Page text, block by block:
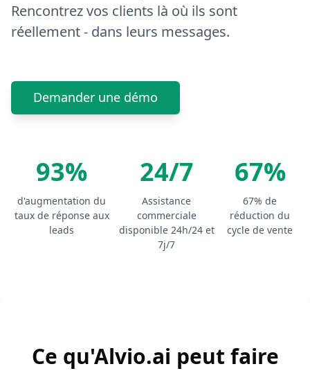
Rencontrez vos clients là où ils sont
réellement - dans leurs messages.
Demander une démo
93%
d'augmentation du
taux de réponse aux
leads
24/7
Assistance
commerciale
disponible 24h/24 et
7j/7
67%
67% de
réduction du
cycle de vente
Ce qu'Alvio.ai peut faire